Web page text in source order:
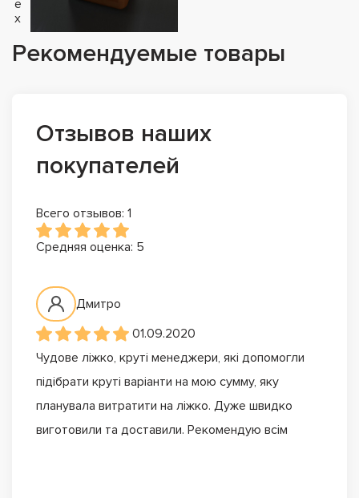
е
х
Рекомендуемые товары
Отзывов наших
покупателей
Всего отзывов: 1
Средняя оценка: 5
Дмитро
01.09.2020
Чудове ліжко, круті менеджери, які допомогли
підібрати круті варіанти на мою сумму, яку
планувала витратити на ліжко. Дуже швидко
виготовили та доставили. Рекомендую всім